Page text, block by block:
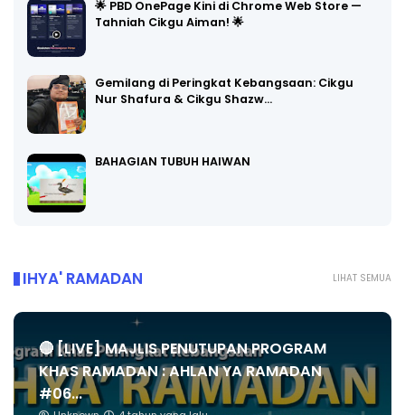
🌟 PBD OnePage Kini di Chrome Web Store —
Tahniah Cikgu Aiman! 🌟
Gemilang di Peringkat Kebangsaan: Cikgu
Nur Shafura & Cikgu Shazw…
BAHAGIAN TUBUH HAIWAN
LIHAT SEMUA
IHYA' RAMADAN
🔴 [LIVE] MAJLIS PENUTUPAN PROGRAM
KHAS RAMADAN : AHLAN YA RAMADAN
#06...